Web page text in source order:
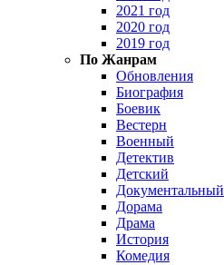
2021 год
2020 год
2019 год
По Жанрам
Обновления
Биография
Боевик
Вестерн
Военный
Детектив
Детский
Документальный
Дорама
Драма
История
Комедия